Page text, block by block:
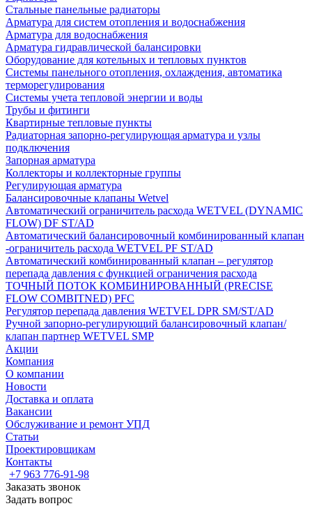
Стальные панельные радиаторы
Арматура для систем отопления и водоснабжения
Арматура для водоснабжения
Арматура гидравлической балансировки
Оборудование для котельных и тепловых пунктов
Системы панельного отопления, охлаждения, автоматика
терморегулирования
Системы учета тепловой энергии и воды
Трубы и фитинги
Квартирные тепловые пункты
Радиаторная запорно-регулирующая арматура и узлы
подключения
Запорная арматура
Коллекторы и коллекторные группы
Регулирующая арматура
Балансировочные клапаны Wetvel
Автоматический ограничитель расхода WETVEL (DYNAMIC
FLOW) DF ST/AD
Автоматический балансировочный комбинированный клапан
-ограничитель расхода WETVEL PF ST/AD
Автоматический комбинированный клапан – регулятор
перепада давления с функцией ограничения расхода
ТОЧНЫЙ ПОТОК КОМБИНИРОВАННЫЙ (PRECISE
FLOW COMBIТNED) PFC
Регулятор перепада давления WETVEL DPR SM/ST/AD
Ручной запорно-регулирующий балансировочный клапан/
клапан партнер WETVEL SMP
Акции
Компания
О компании
Новости
Доставка и оплата
Вакансии
Обслуживание и ремонт УПД
Статьи
Проектировщикам
Контакты
+7 963 776-91-98
Заказать звонок
Задать вопрос